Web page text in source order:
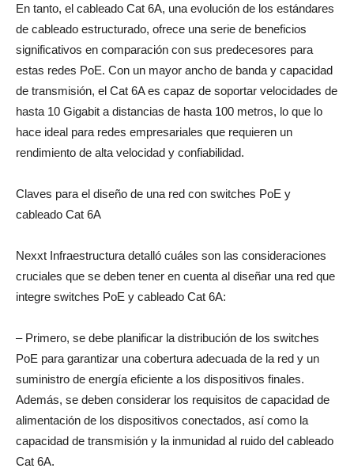
En tanto, el cableado Cat 6A, una evolución de los estándares
de cableado estructurado, ofrece una serie de beneficios
significativos en comparación con sus predecesores para
estas redes PoE. Con un mayor ancho de banda y capacidad
de transmisión, el Cat 6A es capaz de soportar velocidades de
hasta 10 Gigabit a distancias de hasta 100 metros, lo que lo
hace ideal para redes empresariales que requieren un
rendimiento de alta velocidad y confiabilidad.
Claves para el diseño de una red con switches PoE y
cableado Cat 6A
Nexxt Infraestructura detalló cuáles son las consideraciones
cruciales que se deben tener en cuenta al diseñar una red que
integre switches PoE y cableado Cat 6A:
– Primero, se debe planificar la distribución de los switches
PoE para garantizar una cobertura adecuada de la red y un
suministro de energía eficiente a los dispositivos finales.
Además, se deben considerar los requisitos de capacidad de
alimentación de los dispositivos conectados, así como la
capacidad de transmisión y la inmunidad al ruido del cableado
Cat 6A.